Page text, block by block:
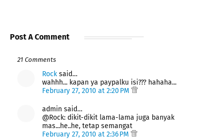
Post A Comment
21 Comments
Rock said…
wahhh... kapan ya paypalku isi??? hahaha...
February 27, 2010 at 2:20 PM
admin said…
@Rock: dikit-dikit lama-lama juga banyak
mas...he..he, tetap semangat
February 27, 2010 at 2:36 PM